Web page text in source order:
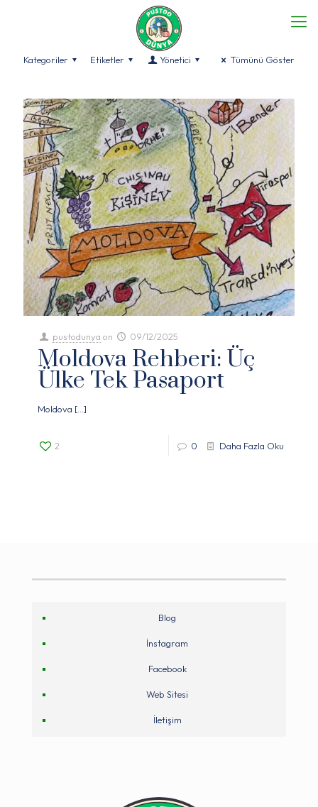
Kategoriler Etiketler Yönetici Tümünü Göster
pustodunya on 09/12/2025
Moldova Rehberi: Üç
Ülke Tek Pasaport
Moldova […]
2 0 Daha Fazla Oku
Blog
İnstagram
Facebook
Web Sitesi
İletişim